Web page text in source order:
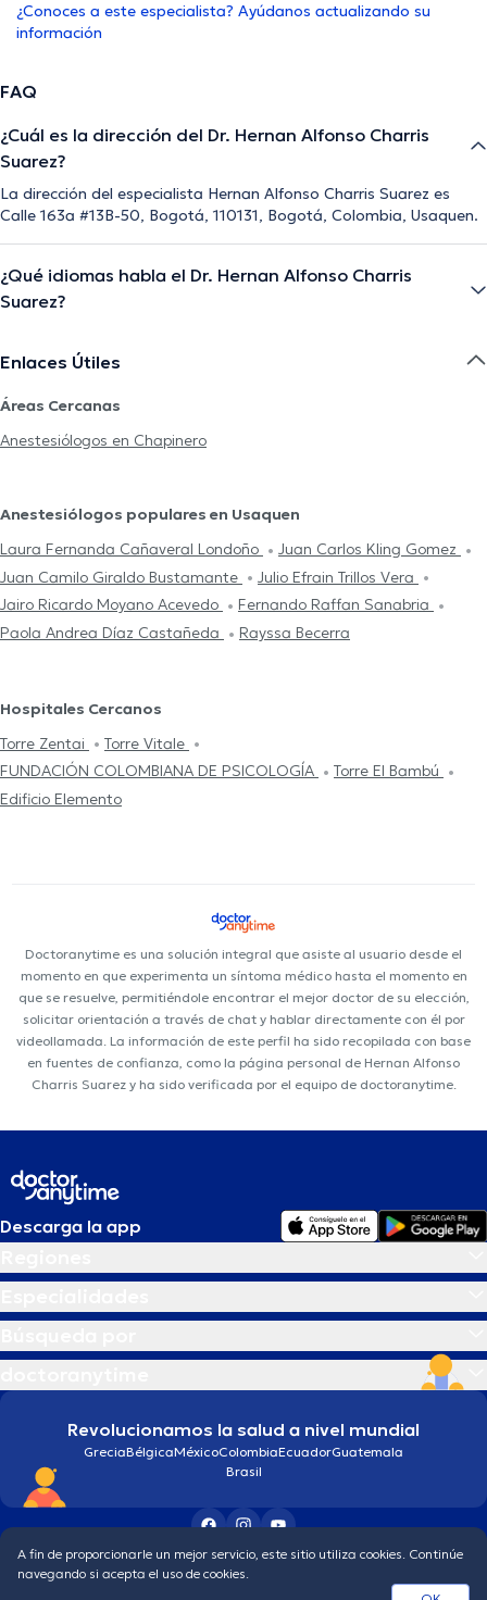
¿Conoces a este especialista? Ayúdanos actualizando su
información
FAQ
¿Cuál es la dirección del Dr. Hernan Alfonso Charris
Suarez?
La dirección del especialista Hernan Alfonso Charris Suarez es
Calle 163a #13B-50, Bogotá, 110131, Bogotá, Colombia, Usaquen.
¿Qué idiomas habla el Dr. Hernan Alfonso Charris
Suarez?
Enlaces Útiles
Áreas Cercanas
Anestesiólogos en Chapinero
Anestesiólogos populares en Usaquen
Laura Fernanda Cañaveral Londoño
Juan Carlos Kling Gomez
Juan Camilo Giraldo Bustamante
Julio Efrain Trillos Vera
Jairo Ricardo Moyano Acevedo
Fernando Raffan Sanabria
Paola Andrea Díaz Castañeda
Rayssa Becerra
Hospitales Cercanos
Torre Zentai
Torre Vitale
FUNDACIÓN COLOMBIANA DE PSICOLOGÍA
Torre El Bambú
Edificio Elemento
Doctoranytime es una solución integral que asiste al usuario desde el
momento en que experimenta un síntoma médico hasta el momento en
que se resuelve, permitiéndole encontrar el mejor doctor de su elección,
solicitar orientación a través de chat y hablar directamente con él por
videollamada. La información de este perfil ha sido recopilada con base
en fuentes de confianza, como la página personal de Hernan Alfonso
Charris Suarez y ha sido verificada por el equipo de doctoranytime.
Descarga la app
Revolucionamos la salud a nivel mundial
GreciaBélgicaMéxicoColombiaEcuadorGuatemala
Brasil
Condiciones generales
Política de protección de los datos personales
A fin de proporcionarle un mejor servicio, este sitio utiliza cookies. Continúe
navegando si acepta el uso de cookies.